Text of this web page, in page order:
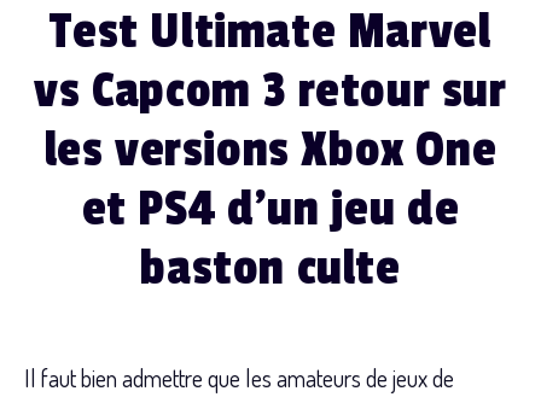
Test Ultimate Marvel
vs Capcom 3 retour sur
les versions Xbox One
et PS4 d’un jeu de
baston culte
Il faut bien admettre que les amateurs de jeux de